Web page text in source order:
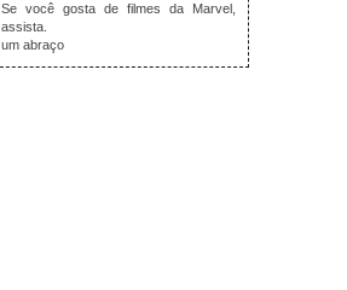
Se você gosta de filmes da Marvel,
assista.
um abraço